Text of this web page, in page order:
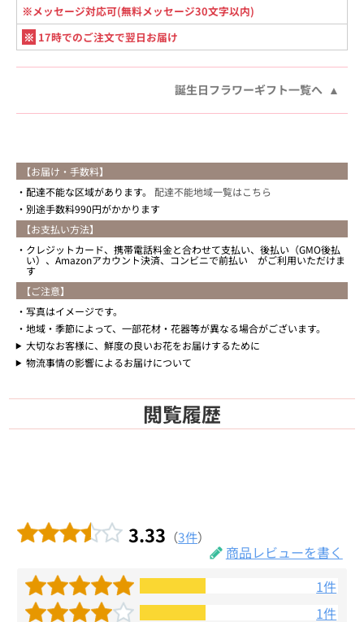
※メッセージ対応可(無料メッセージ30文字以内)
※ 17時でのご注文で翌日お届け
誕生日フラワーギフト一覧へ
【お届け・手数料】
配達不能な区域があります。 配達不能地域一覧はこちら
別途手数料990円がかかります
【お支払い方法】
クレジットカード、携帯電話料金と合わせて支払い、後払い（GMO後払
い）、Amazonアカウント決済、コンビニで前払い がご利用いただけま
す
【ご注意】
写真はイメージです。
地域・季節によって、一部花材・花器等が異なる場合がございます。
大切なお客様に、鮮度の良いお花をお届けするために
物流事情の影響によるお届けについて
閲覧履歴
3.33 （3件）
商品レビューを書く
1件
1件